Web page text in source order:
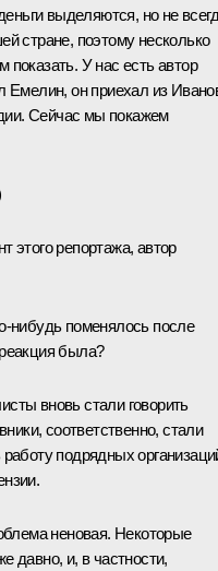
выделяются, но не
стране, поэтому несколько
У нас есть автор
Емелин, он приехал из
Сейчас мы покажем
этого репортажа, автор
поменялось после
была?
вновь стали говорить
соответственно, стали
подрядных
неновая. Некоторые
давно, и, в частности,